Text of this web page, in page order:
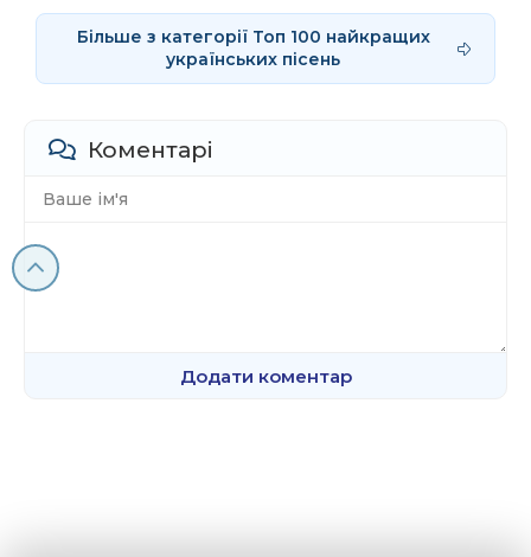
Більше з категорії Топ 100 найкращих
українських пісень
Коментарі
Додати коментар